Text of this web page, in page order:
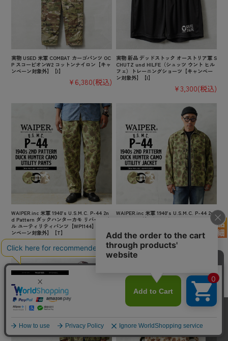
実物 USED 米軍 COMBAT カーゴパンツ OC
P スコーピオンW2 コットンナイロン【キャ
ンペーン対象外】【I】
¥6,380(税込)
実物 新品 デッドストック オーストリア軍 S
CHUTZ und HILFE（シュッツ ウント ヒル
フェ）トレーニングショーツ【キャンペー
ン対象外】【I】
¥3,300(税込)
WAIPER.inc 米軍 1940’s U.S.M.C. P-44 2n
d Pattern ダックハンターカモ リバーシブ
ル ユーティリティパンツ【WP1144】【キャ
ンペーン対象外】【T】
¥15,180 (税込)
WAIPER.inc 米軍 1940’s U.S.M.C. P-44 2n
d Pattern ダックハンターカモ ユーティリ
ティジャケット【WP1143】【キャンペーン
対象外】【T】
¥15,180